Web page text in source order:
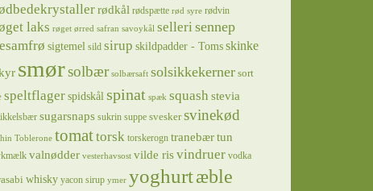
rødkål rødspætte rød syre rødvin
laks røget ørred safran savoykål sellerisennep
sigtemel sild sirup skildpadder - Toms skinke
smørsolbær solbærsaft solsikkekerner sort
speltflager spidskål spinat spæk squash stevia
sugarsnaps sukrin suppe svesker svinekød
Toblerone tomattorsk torskerogn tranebær tun
valnødder vesterhavsost vilde ris vindruer vodka
whisky yacon sirup ymer yoghurtæble